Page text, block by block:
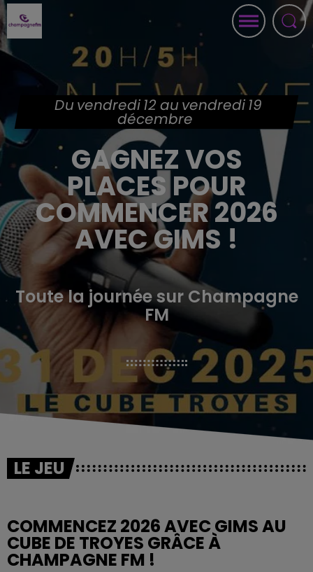
Du vendredi 12 au vendredi 19
décembre
GAGNEZ VOS
PLACES POUR
COMMENCER 2026
AVEC GIMS !
Toute la journée sur Champagne
FM
LE JEU
COMMENCEZ 2026 AVEC GIMS AU
CUBE DE TROYES GRÂCE À
CHAMPAGNE FM !